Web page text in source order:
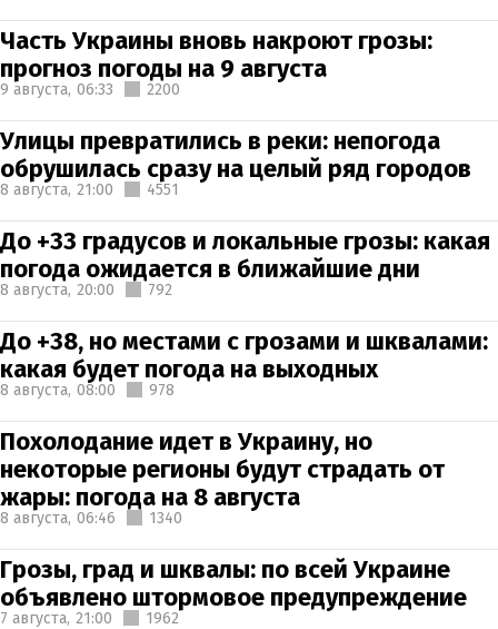
Часть Украины вновь накроют грозы:
прогноз погоды на 9 августа
9 августа, 06:33 2200
Улицы превратились в реки: непогода
обрушилась сразу на целый ряд городов
8 августа, 21:00 4551
До +33 градусов и локальные грозы: какая
погода ожидается в ближайшие дни
8 августа, 20:00 792
До +38, но местами с грозами и шквалами:
какая будет погода на выходных
8 августа, 08:00 978
Похолодание идет в Украину, но
некоторые регионы будут страдать от
жары: погода на 8 августа
8 августа, 06:46 1340
Грозы, град и шквалы: по всей Украине
объявлено штормовое предупреждение
7 августа, 21:00 1962